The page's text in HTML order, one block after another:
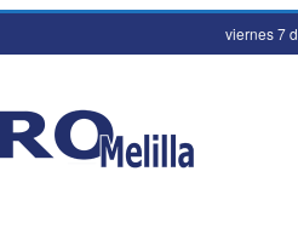
viernes 7